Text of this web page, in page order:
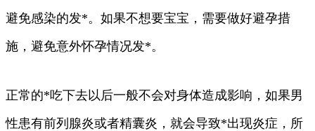
避免感染的发*。如果不想要宝宝，需要做好避孕措
施，避免意外怀孕情况发*。
正常的*吃下去以后一般不会对身体造成影响，如果男
性患有前列腺炎或者精囊炎，就会导致*出现炎症，所